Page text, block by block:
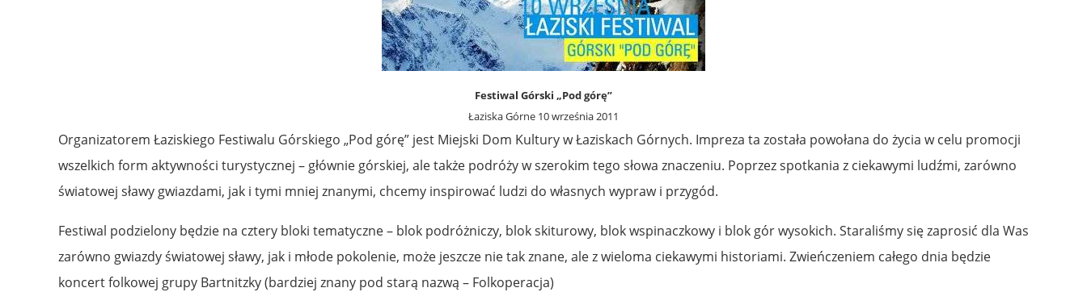
Festiwal Górski „Pod górę”
Łaziska Górne 10 września 2011
Organizatorem Łaziskiego Festiwalu Górskiego „Pod górę” jest Miejski Dom Kultury w Łaziskach Górnych. Impreza ta została powołana do życia w celu promocji
wszelkich form aktywności turystycznej – głównie górskiej, ale także podróży w szerokim tego słowa znaczeniu. Poprzez spotkania z ciekawymi ludźmi, zarówno
światowej sławy gwiazdami, jak i tymi mniej znanymi, chcemy inspirować ludzi do własnych wypraw i przygód.
Festiwal podzielony będzie na cztery bloki tematyczne – blok podróżniczy, blok skiturowy, blok wspinaczkowy i blok gór wysokich. Staraliśmy się zaprosić dla Was
zarówno gwiazdy światowej sławy, jak i młode pokolenie, może jeszcze nie tak znane, ale z wieloma ciekawymi historiami. Zwieńczeniem całego dnia będzie
koncert folkowej grupy Bartnitzky (bardziej znany pod starą nazwą – Folkoperacja)